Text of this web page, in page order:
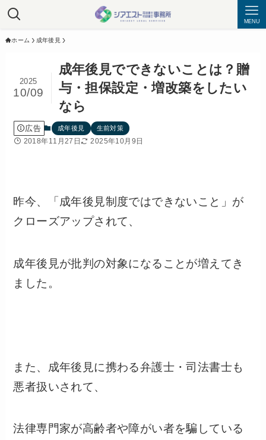
MENU
ホーム 成年後見
成年後見でできないことは？贈
与・担保設定・増改築をしたい
なら
2025
10/09
広告 成年後見 生前対策
2018年11月27日 2025年10月9日
昨今、「成年後見制度ではできないこと」が
クローズアップされて、
成年後見が批判の対象になることが増えてき
ました。
また、成年後見に携わる弁護士・司法書士も
悪者扱いされて、
法律専門家が高齢者や障がい者を騙している